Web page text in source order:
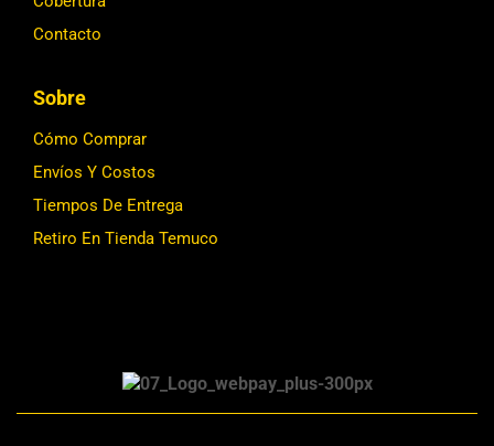
Contacto
Sobre
Cómo Comprar
Envíos Y Costos
Tiempos De Entrega
Retiro En Tienda Temuco